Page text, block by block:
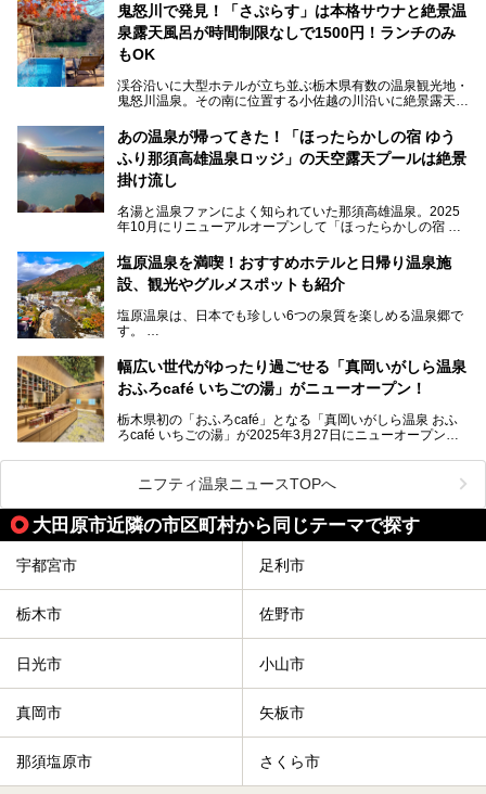
ここは首都圏から1泊で行きやすい鬼怒川温泉の渓流沿いに
建つホテルで、バイキングの他にも天然温泉の大浴場とサウ
ナ、フリーフローサービスのラウンジなど館内で楽しめるス
ポットがたくさんあり、3世代旅行やグループ旅行にもぴっ
たり。
そんな「大江戸温泉物語Premium 鬼怒川観光ホテル」の魅
力を詳しく紹介しちゃいます。
───
提供元：大江戸温泉物語ホテルズ＆リゾーツ株式会社【P
R】
この記事は大江戸温泉物語Premium 鬼怒川観光ホテルのPR
記事です。
鬼怒川で発見！「さぷらす」は本格サウナと絶景温
泉露天風呂が時間制限なしで1500円！ランチのみ
もOK
渓谷沿いに大型ホテルが立ち並ぶ栃木県有数の温泉観光地・
鬼怒川温泉。その南に位置する小佐越の川沿いに絶景露天風
こだわりのサウナ、掛け流しの水風呂、天然温泉の露天風
呂、食事処、休憩室など備えて、決して大規模施設ではあり
ませんが、鬼怒川温泉観光の行き帰りに、はたまたサウナで
一日リフレッシュするための目的地に！ぜひオススメしたい
スポットです。時間制限も無いので1人1,500円でひがな一
日サウナや温泉を楽しんでお昼も食べてごろごろできちゃい
ますよ。
あの温泉が帰ってきた！「ほったらかしの宿 ゆう
ふり那須高雄温泉ロッジ」の天空露天プールは絶景
掛け流し
名湯と温泉ファンによく知られていた那須高雄温泉。2025
年10月にリニューアルオープンして「ほったらかしの宿 ゆ
した。
那須湯本の温泉街から少し離れた静かな環境、一軒宿ゆえに
許される露天風呂からの絶景、日帰り入浴や素泊まりで気楽
た。
2名1室利用で1人あたり4,500円～と、思い立ったらすぐに
───
提供元：アイコニア・ホスピタリティ株式会社【PR】
この記事はほったらかしの宿 ゆうふり那須高雄温泉ロッジ
塩原温泉を満喫！おすすめホテルと日帰り温泉施
設、観光やグルメスポットも紹介
塩原温泉は、日本でも珍しい6つの泉質を楽しめる温泉郷で
す。
栃木県の北部にある箒川のほとりに11の温泉地が点在し、
古くから多くの人々から癒やしの場として愛されてきまし
た。
温泉に加えて、豊かな自然を感じられる観光スポットや、こ
こでしか味わえないご当地グルメなど、多彩な魅力がある北
この記事では、塩原温泉の概要や魅力とともに、おすすめの
宿泊施設と観光・グルメスポット、日帰り温泉を順に紹介し
ます。
塩原温泉で、いつもの温泉旅行とは一味違う旅行体験をして
みませんか。
幅広い世代がゆったり過ごせる「真岡いがしら温泉
おふろcafé いちごの湯」がニューオープン！
栃木県初の「おふろcafé」となる「真岡いがしら温泉 おふ
ろcafé いちごの湯」が2025年3月27日にニューオープンす
メインとなる天然温泉のお風呂をはじめ、リラックスエリア
やキッズエリア、カフェレストランなど、施設の隅々までチ
ェックしてきました！
ニフティ温泉ニュースTOPへ
大田原市近隣の市区町村から同じテーマで探す
宇都宮市 足利市
栃木市 佐野市
日光市 小山市
真岡市 矢板市
那須塩原市 さくら市